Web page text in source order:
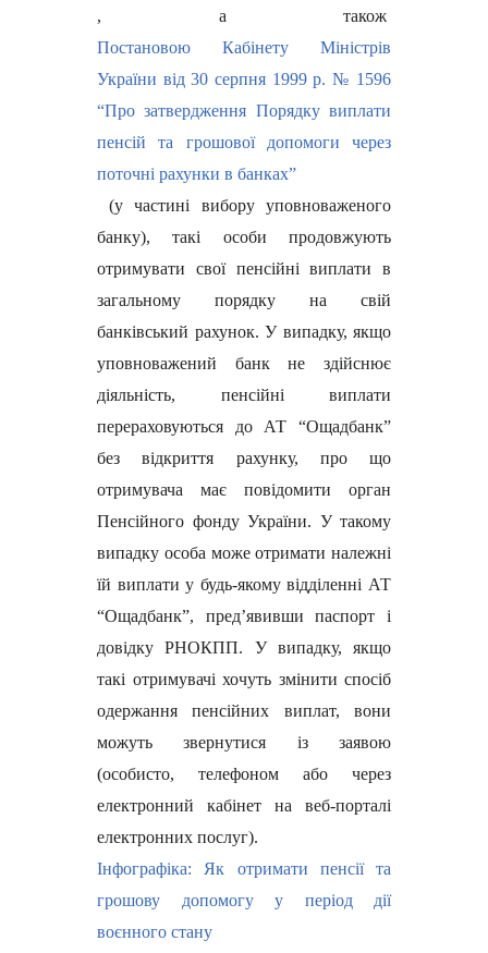
, а також
Постановою Кабінету Міністрів
України від 30 серпня 1999 р. № 1596
“Про затвердження Порядку виплати
пенсій та грошової допомоги через
поточні рахунки в банках”
(у частині вибору уповноваженого
банку), такі особи продовжують
отримувати свої пенсійні виплати в
загальному порядку на свій
банківський рахунок. У випадку, якщо
уповноважений банк не здійснює
діяльність, пенсійні виплати
перераховуються до АТ “Ощадбанк”
без відкриття рахунку, про що
отримувача має повідомити орган
Пенсійного фонду України. У такому
випадку особа може отримати належні
їй виплати у будь-якому відділенні АТ
“Ощадбанк”, пред’явивши паспорт і
довідку РНОКПП. У випадку, якщо
такі отримувачі хочуть змінити спосіб
одержання пенсійних виплат, вони
можуть звернутися із заявою
(особисто, телефоном або через
електронний кабінет на веб-порталі
електронних послуг).
Інфографіка: Як отримати пенсії та
грошову допомогу у період дії
воєнного стану